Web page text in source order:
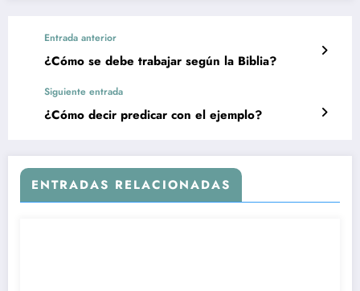
Entrada anterior
¿Cómo se debe trabajar según la Biblia?
Siguiente entrada
¿Cómo decir predicar con el ejemplo?
ENTRADAS RELACIONADAS